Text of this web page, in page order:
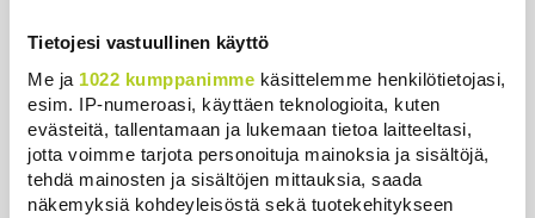
Tietojesi vastuullinen käyttö
Me ja 1022 kumppanimme käsittelemme henkilötietojasi,
esim. IP-numeroasi, käyttäen teknologioita, kuten
evästeitä, tallentamaan ja lukemaan tietoa laitteeltasi,
jotta voimme tarjota personoituja mainoksia ja sisältöjä,
tehdä mainosten ja sisältöjen mittauksia, saada
näkemyksiä kohdeyleisöstä sekä tuotekehitykseen
Uutiset | 6.8.2026 11:56
Harva tajusi Hitlerin olympialaisissa,
mitä pinnan alla kyti
Uutiset | 5.8.2026 21:41